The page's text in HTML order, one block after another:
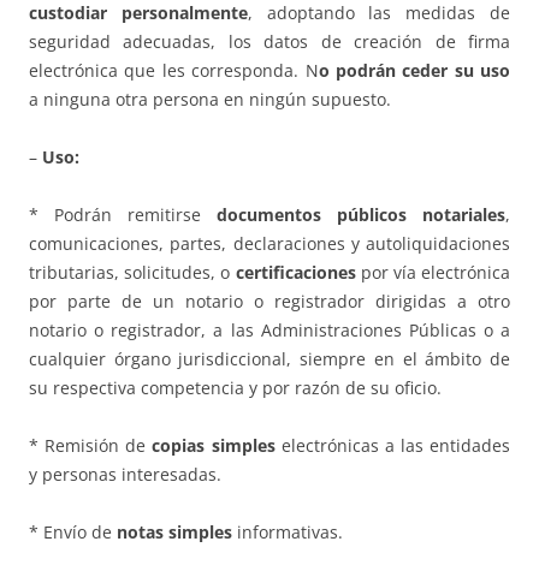
custodiar personalmente, adoptando las medidas de
seguridad adecuadas, los datos de creación de firma
electrónica que les corresponda. No podrán ceder su uso
a ninguna otra persona en ningún supuesto.
– Uso:
* Podrán remitirse documentos públicos notariales,
comunicaciones, partes, declaraciones y autoliquidaciones
tributarias, solicitudes, o certificacionespor vía electrónica
por parte de un notario o registrador dirigidas a otro
notario o registrador, a las Administraciones Públicas o a
cualquier órgano jurisdiccional, siempre en el ámbito de
su respectiva competencia y por razón de su oficio.
* Remisión decopias simpleselectrónicas a las entidades
y personas interesadas.
* Envío de notas simples informativas.